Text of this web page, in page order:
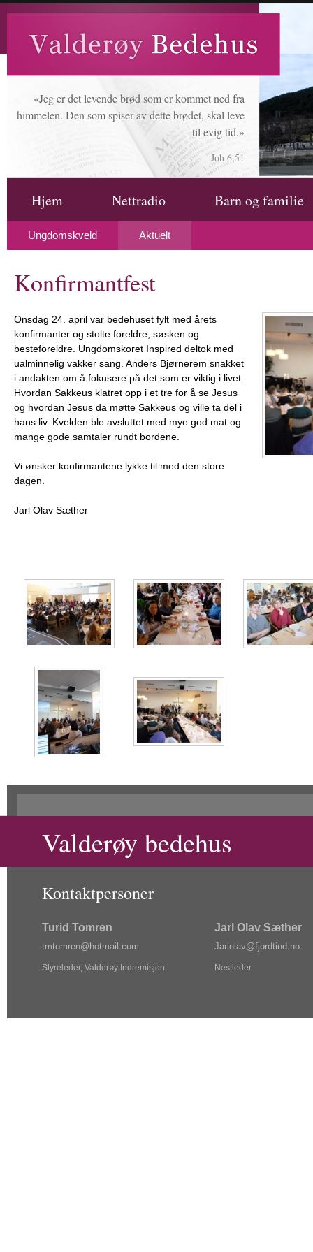
«Jeg er det levende brød som er kommet ned fra
himmelen. Den som spiser av dette brødet, skal leve
til evig tid.»
Joh 6,51
Hjem Nettradio Barn og familie
Ungdomskveld Aktuelt
Konfirmantfest
Onsdag 24. april var bedehuset fylt med årets
konfirmanter og stolte foreldre, søsken og
besteforeldre. Ungdomskoret Inspired deltok med
ualminnelig vakker sang. Anders Bjørnerem snakket
i andakten om å fokusere på det som er viktig i livet.
Hvordan Sakkeus klatret opp i et tre for å se Jesus
og hvordan Jesus da møtte Sakkeus og ville ta del i
hans liv. Kvelden ble avsluttet med mye god mat og
mange gode samtaler rundt bordene.
Vi ønsker konfirmantene lykke til med den store
dagen.
Jarl Olav Sæther
Valderøy bedehus
Kontaktpersoner
Turid Tomren
tmtomren@hotmail.com
Styreleder, Valderøy Indremisjon
Jarl Olav Sæther
Jarlol av@fjordtind.no
Nestleder